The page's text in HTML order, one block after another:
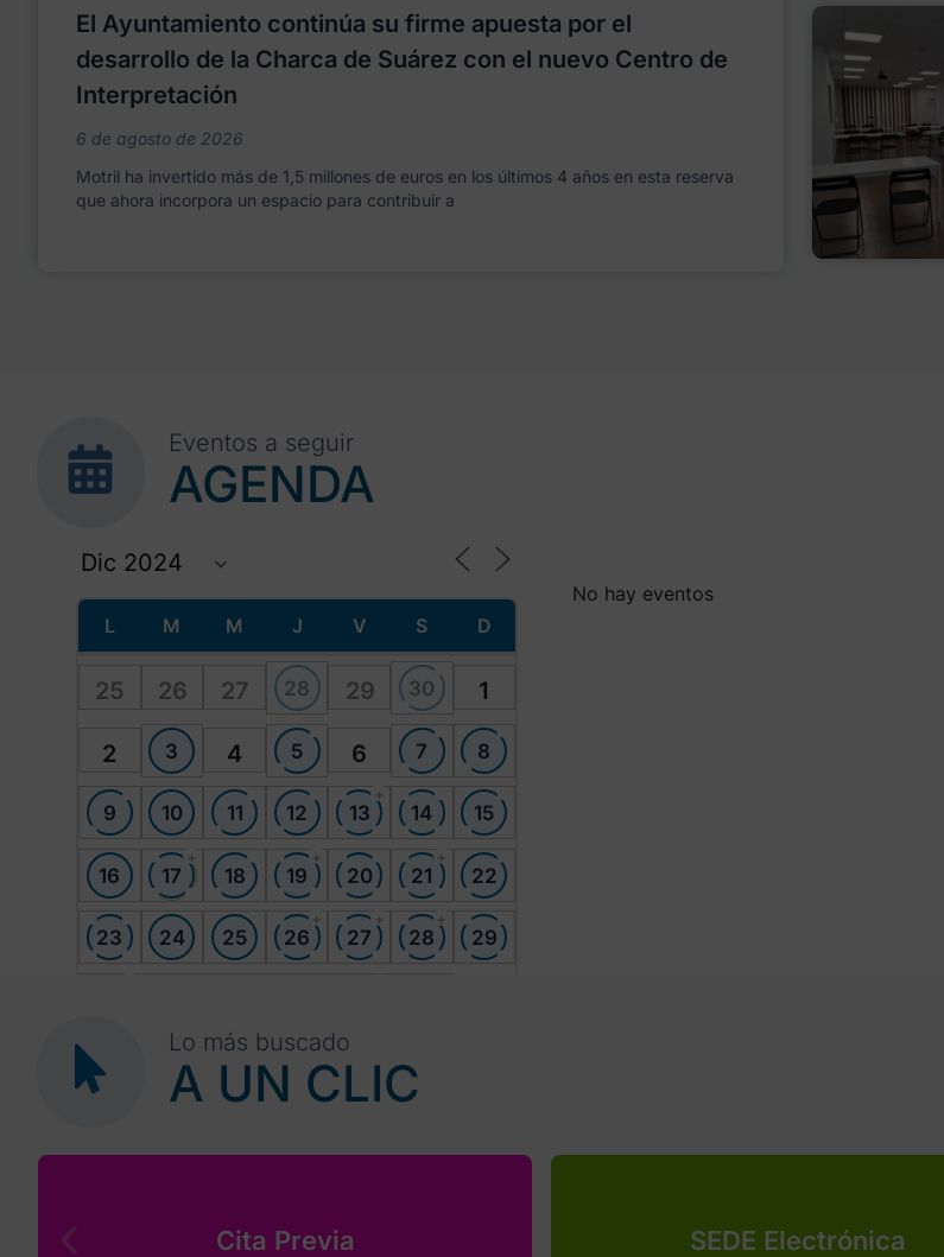
El Ayuntamiento continúa su firme apuesta por el
desarrollo de la Charca de Suárez con el nuevo Centro de
Interpretación
6 de agosto de 2026
Motril ha invertido más de 1,5 millones de euros en los últimos 4 años en esta reserva
que ahora incorpora un espacio para contribuir a
Eventos a seguir
AGENDA
L M M J V S D
25 26 27 28 29 30 1
2 3 4 5 6 7 8
9 10 11 12 13
+
14 15
16 17
+
18 19
+
20 21
+
22
23 24 25 26
+
27
+
28
+
29
No hay eventos
Lo más buscado
A UN CLIC
Cita Previa SEDE Electrónica